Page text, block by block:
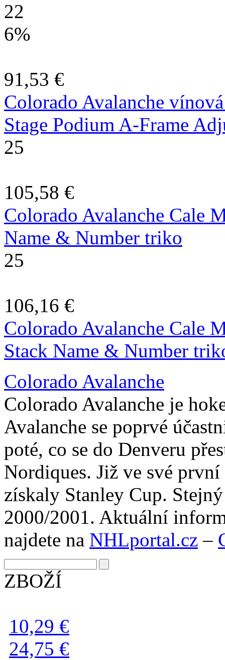
22
6%
91,53 €
Colorado Avalanche
Stage Podium A-Frame
25
105,58 €
Colorado Avalanche Cale
Name & Number triko
25
106,16 €
Colorado Avalanche Cale
Stack Name & Number
Colorado Avalanche
Colorado Avalanche je
Avalanche se poprvé
poté, co se do Denveru
Nordiques. Již ve své
získaly Stanley Cup.
2000/2001. Aktuální
najdete na NHLportal.cz –
ZBOŽÍ
10,29 €
24,75 €